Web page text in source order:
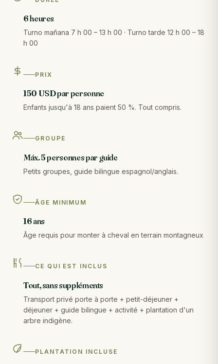
6 heures
Turno mañana 7 h 00 – 13 h 00 · Turno tarde 12 h 00 – 18
h 00
PRIX
150 USD par personne
Enfants jusqu'à 18 ans paient 50 %. Tout compris.
GROUPE
Máx. 5 personnes par guide
Petits groupes, guide bilingue espagnol/anglais.
ÂGE MINIMUM
16 ans
Âge requis pour monter à cheval en terrain montagneux
CE QUI EST INCLUS
Tout, sans suppléments
Transport privé porte à porte + petit-déjeuner +
déjeuner + guide bilingue + activité + plantation d'un
arbre indigène.
PLANTATION INCLUSE